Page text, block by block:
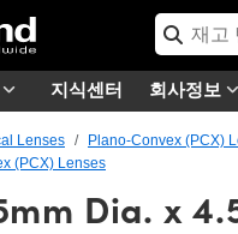
지식센터 회사정보
Lenses Plano-Convex (PCX)
(PCX) Lenses
Dia. x